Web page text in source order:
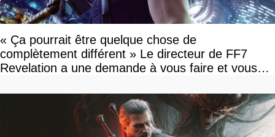
« Ça pourrait être quelque chose de
complètement différent » Le directeur de FF7
Revelation a une demande à vous faire et vous